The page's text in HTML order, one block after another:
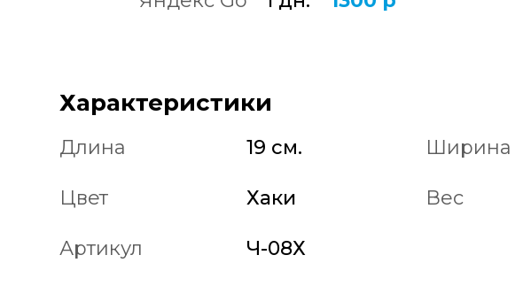
Характеристики
Длина 19 см. Ширина
Цвет Хаки Вес
Артикул Ч-08Х